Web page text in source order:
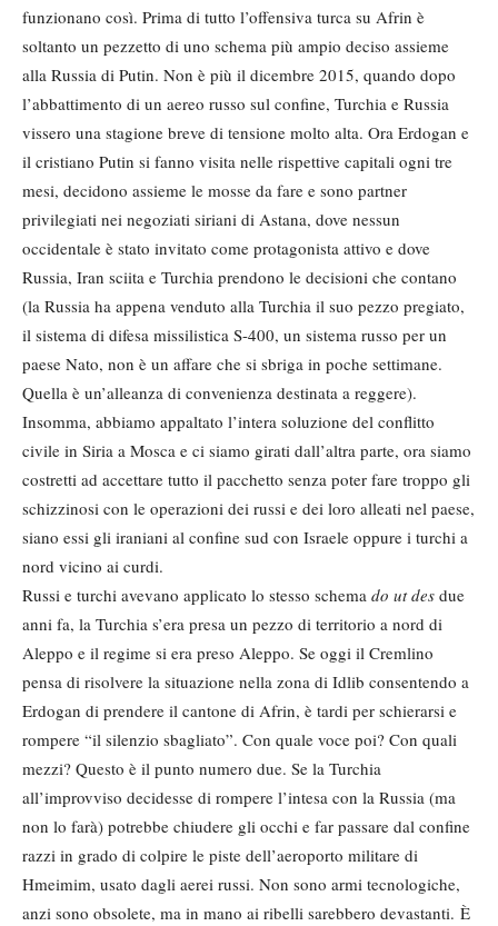
funzionano così. Prima di tutto l’offensiva turca su Afrin è
soltanto un pezzetto di uno schema più ampio deciso assieme
alla Russia di Putin. Non è più il dicembre 2015, quando dopo
l’abbattimento di un aereo russo sul confine, Turchia e Russia
vissero una stagione breve di tensione molto alta. Ora Erdogan e
il cristiano Putin si fanno visita nelle rispettive capitali ogni tre
mesi, decidono assieme le mosse da fare e sono partner
privilegiati nei negoziati siriani di Astana, dove nessun
occidentale è stato invitato come protagonista attivo e dove
Russia, Iran sciita e Turchia prendono le decisioni che contano
(la Russia ha appena venduto alla Turchia il suo pezzo pregiato,
il sistema di difesa missilistica S-400, un sistema russo per un
paese Nato, non è un affare che si sbriga in poche settimane.
Quella è un’alleanza di convenienza destinata a reggere).
Insomma, abbiamo appaltato l’intera soluzione del conflitto
civile in Siria a Mosca e ci siamo girati dall’altra parte, ora siamo
costretti ad accettare tutto il pacchetto senza poter fare troppo gli
schizzinosi con le operazioni dei russi e dei loro alleati nel paese,
siano essi gli iraniani al confine sud con Israele oppure i turchi a
nord vicino ai curdi.
Russi e turchi avevano applicato lo stesso schema do ut des due
anni fa, la Turchia s’era presa un pezzo di territorio a nord di
Aleppo e il regime si era preso Aleppo. Se oggi il Cremlino
pensa di risolvere la situazione nella zona di Idlib consentendo a
Erdogan di prendere il cantone di Afrin, è tardi per schierarsi e
rompere “il silenzio sbagliato”. Con quale voce poi? Con quali
mezzi? Questo è il punto numero due. Se la Turchia
all’improvviso decidesse di rompere l’intesa con la Russia (ma
non lo farà) potrebbe chiudere gli occhi e far passare dal confine
razzi in grado di colpire le piste dell’aeroporto militare di
Hmeimim, usato dagli aerei russi. Non sono armi tecnologiche,
anzi sono obsolete, ma in mano ai ribelli sarebbero devastanti. È